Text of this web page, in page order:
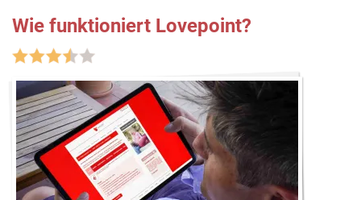
Wie funktioniert Lovepoint?